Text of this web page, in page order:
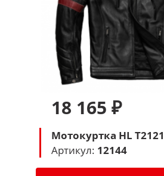
18 165 ₽
Мотокуртка HL
Артикул: 12144